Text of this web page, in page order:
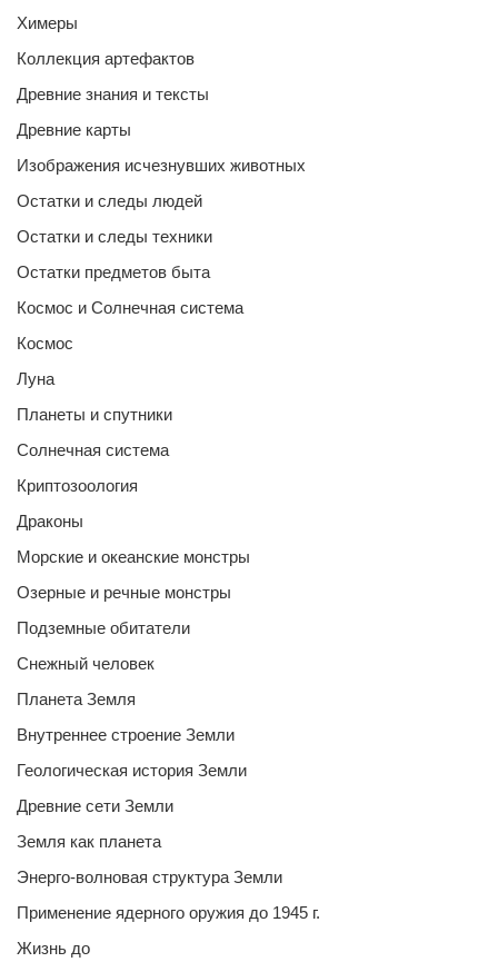
Химеры
Коллекция артефактов
Древние знания и тексты
Древние карты
Изображения исчезнувших животных
Остатки и следы людей
Остатки и следы техники
Остатки предметов быта
Космос и Солнечная система
Космос
Луна
Планеты и спутники
Солнечная система
Криптозоология
Драконы
Морские и океанские монстры
Озерные и речные монстры
Подземные обитатели
Снежный человек
Планета Земля
Внутреннее строение Земли
Геологическая история Земли
Древние сети Земли
Земля как планета
Энерго-волновая структура Земли
Применение ядерного оружия до 1945 г.
Жизнь до